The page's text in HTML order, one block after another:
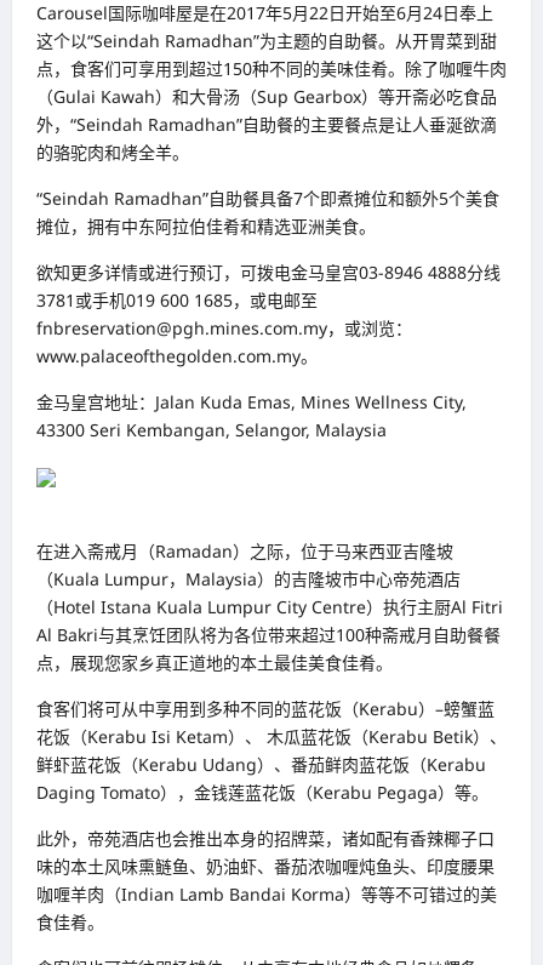
Carousel国际咖啡屋是在2017年5月22日开始至6月24日奉上
这个以“Seindah Ramadhan”为主题的自助餐。从开胃菜到甜
点，食客们可享用到超过150种不同的美味佳肴。除了咖喱牛肉
（Gulai Kawah）和大骨汤（Sup Gearbox）等开斋必吃食品
外，“Seindah Ramadhan”自助餐的主要餐点是让人垂涎欲滴
的骆驼肉和烤全羊。
“Seindah Ramadhan”自助餐具备7个即煮摊位和额外5个美食
摊位，拥有中东阿拉伯佳肴和精选亚洲美食。
欲知更多详情或进行预订，可拨电金马皇宫03-8946 4888分线
3781或手机019 600 1685，或电邮至
fnbreservation@pgh.mines.com.my，或浏览：
www.palaceofthegolden.com.my。
金马皇宫地址：Jalan Kuda Emas, Mines Wellness City,
43300 Seri Kembangan, Selangor, Malaysia
在进入斋戒月（Ramadan）之际，位于马来西亚吉隆坡
（Kuala Lumpur，Malaysia）的吉隆坡市中心帝苑酒店
（Hotel Istana Kuala Lumpur City Centre）执行主厨Al Fitri
Al Bakri与其烹饪团队将为各位带来超过100种斋戒月自助餐餐
点，展现您家乡真正道地的本土最佳美食佳肴。
食客们将可从中享用到多种不同的蓝花饭（Kerabu）–螃蟹蓝
花饭（Kerabu Isi Ketam）、 木瓜蓝花饭（Kerabu Betik）、
鲜虾蓝花饭（Kerabu Udang）、番茄鲜肉蓝花饭（Kerabu
Daging Tomato），金钱莲蓝花饭（Kerabu Pegaga）等。
此外，帝苑酒店也会推出本身的招牌菜，诸如配有香辣椰子口
味的本土风味熏鲢鱼、奶油虾、番茄浓咖喱炖鱼头、印度腰果
咖喱羊肉（Indian Lamb Bandai Korma）等等不可错过的美
食佳肴。